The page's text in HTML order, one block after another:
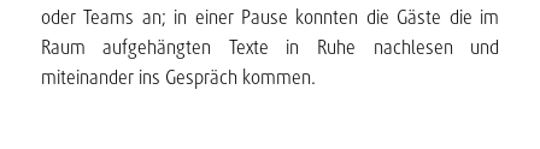
oder Teams an; in einer Pause konnten die Gäste die im
Raum aufgehängten Texte in Ruhe nachlesen und
miteinander ins Gespräch kommen.